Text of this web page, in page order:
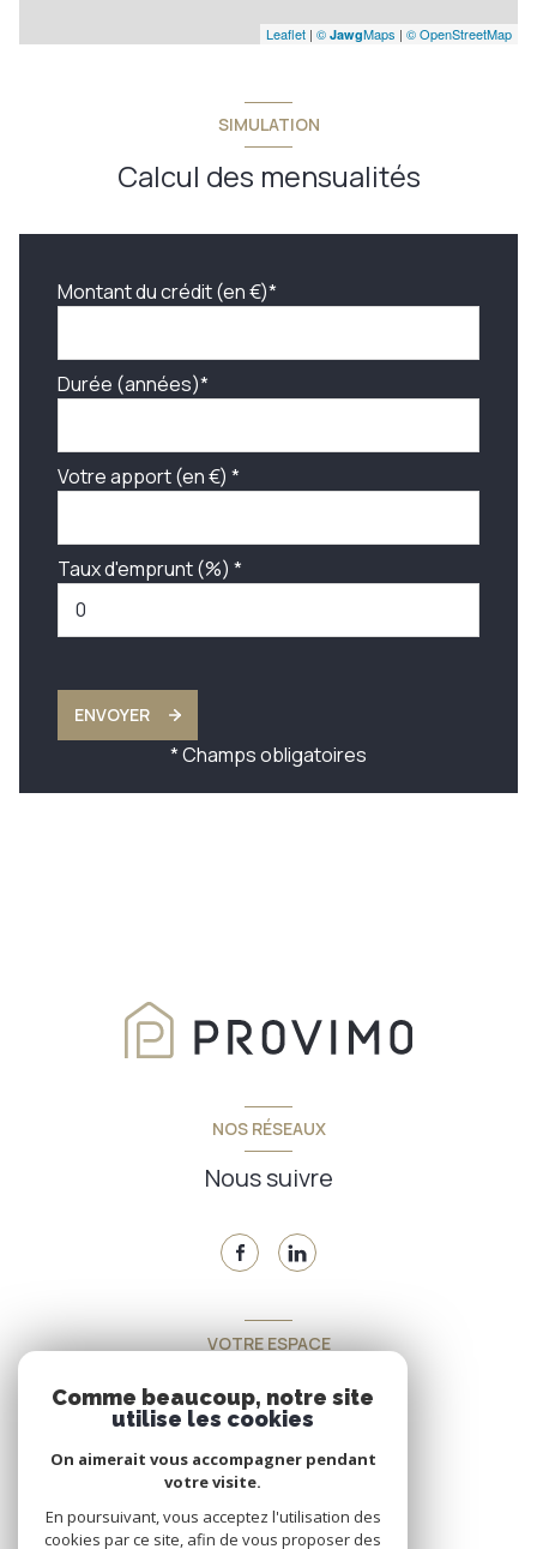
Leaflet | © JawgMaps | © OpenStreetMap
SIMULATION
Calcul des mensualités
Montant du crédit (en €)*
Durée (années)*
Votre apport (en €) *
Taux d'emprunt (%) *
ENVOYER
* Champs obligatoires
NOS RÉSEAUX
Nous suivre
VOTRE ESPACE
Espace propriétaire
SE CONNECTER
Comme beaucoup, notre site
utilise les cookies
On aimerait vous accompagner pendant
votre visite.
En poursuivant, vous acceptez l'utilisation des
cookies par ce site, afin de vous proposer des